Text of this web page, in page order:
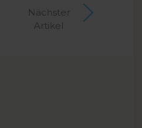
Nächster
Artikel